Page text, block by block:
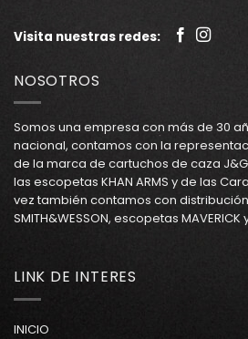
Visita nuestras redes:
NOSOTROS
Somos una empresa con más de 30
nacional, contamos con la
de la marca de cartuchos de caza
las escopetas KHAN ARMS y de las
vez también contamos con
SMITH&WESSON, escopetas MAVERICK
LINK DE INTERES
INICIO